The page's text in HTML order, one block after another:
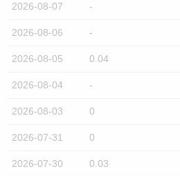
2026-08-07 -
2026-08-06 -
2026-08-05 0.04
2026-08-04 -
2026-08-03 0
2026-07-31 0
2026-07-30 0.03